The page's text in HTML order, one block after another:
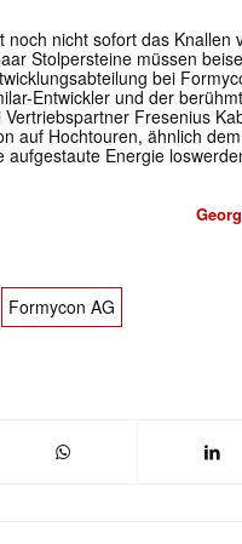
Mit dem
nicht sofort das Knallen
Stolpersteine müssen
bei
Entwickler und der
Fresenius
auf Hochtouren, ähnlich
Energie
Formycon AG